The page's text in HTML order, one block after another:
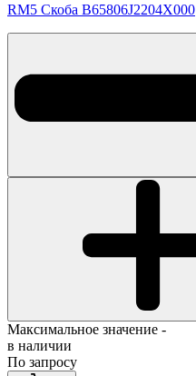
RM5 Скоба B65806J2204X000
Максимальное значение -
в наличии
По запросу